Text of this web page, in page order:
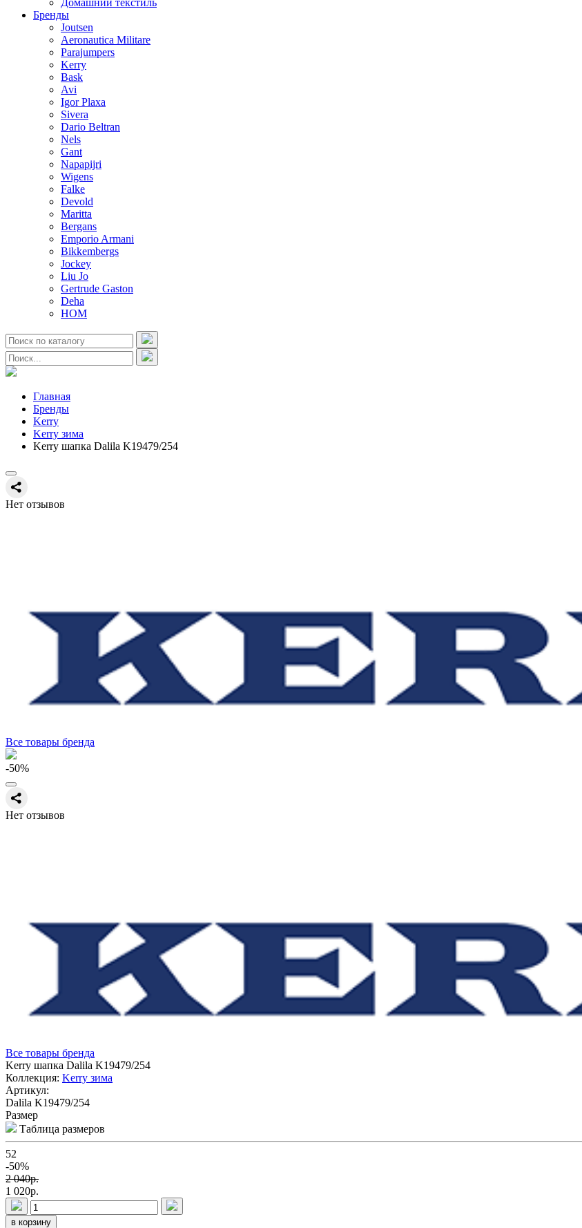
Домашний текстиль
Бренды
Joutsen
Aeronautica Militare
Parajumpers
Kerry
Bask
Avi
Igor Plaxa
Sivera
Dario Beltran
Nels
Gant
Napapijri
Wigens
Falke
Devold
Maritta
Bergans
Emporio Armani
Bikkembergs
Jockey
Liu Jo
Gertrude Gaston
Deha
HOM
Главная
Бренды
Kerry
Kerry зима
Kerry шапка Dalila K19479/254
Нет отзывов
Все товары бренда
-50%
Нет отзывов
Все товары бренда
Kerry шапка Dalila K19479/254
Коллекция: Kerry зима
Артикул:
Dalila K19479/254
Размер
Таблица размеров
52
-50%
2 040p.
1 020p.
в корзину